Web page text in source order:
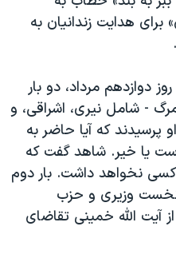
برای هدایت زندانیان به
دوازدهم مرداد، دو بار
- شامل نیری، اشراقی، و
پرسیدند که آیا حاضر به
یا خیر. شاهد گفت که
کسی نخواهد داشت. بار دوم
نخست وزیری و حزب
آیت الله خمینی تقاضای